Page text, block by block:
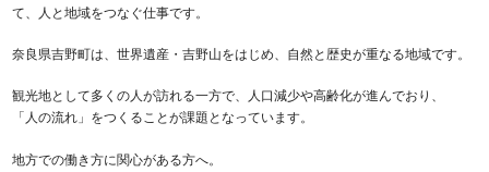
て、人と地域をつなぐ仕事です。
奈良県吉野町は、世界遺産・吉野山をはじめ、自然と歴史が重なる地域です。
観光地として多くの人が訪れる一方で、人口減少や高齢化が進んでおり、
「人の流れ」をつくることが課題となっています。
地方での働き方に関心がある方へ。